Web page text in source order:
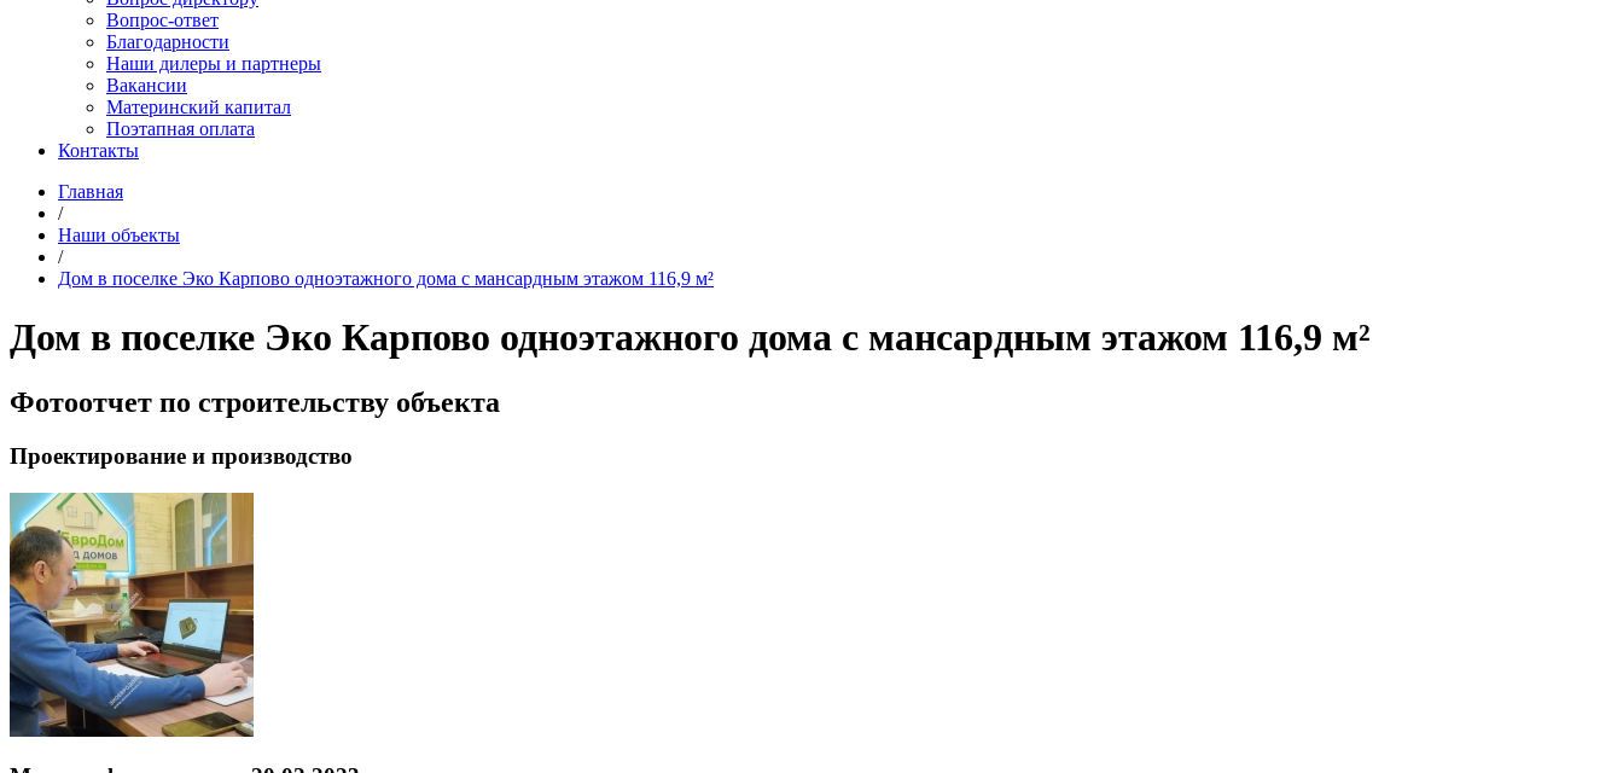
Вопрос-ответ
Благодарности
Наши дилеры и партнеры
Вакансии
Материнский капитал
Поэтапная оплата
Контакты
Главная
/
Наши объекты
/
Дом в поселке Эко Карпово одноэтажного дома с мансардным этажом 116,9 м²
Дом в поселке Эко Карпово одноэтажного дома с мансардным этажом 116,9 м²
Фотоотчет по строительству объекта
Проектирование и производство